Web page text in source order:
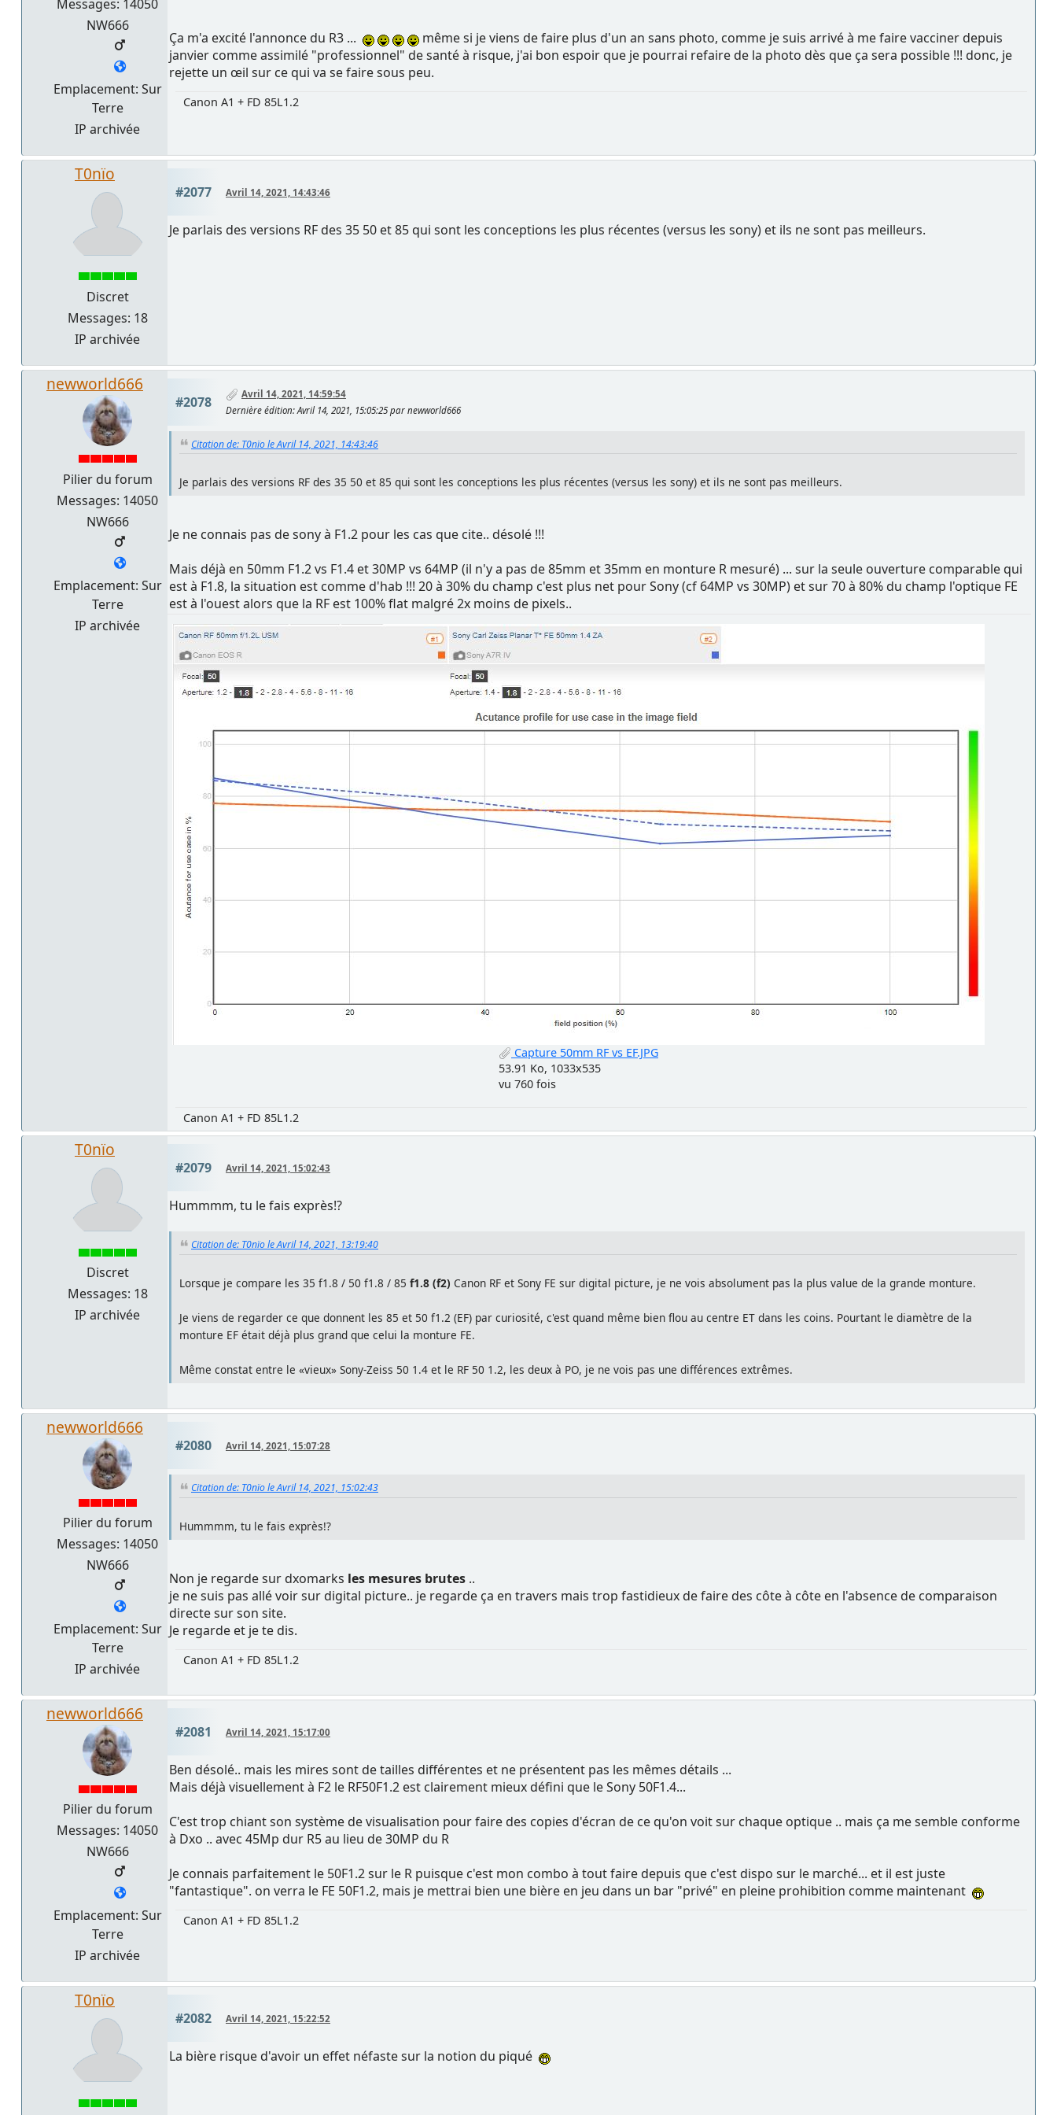
Messages: 14050
NW666
Emplacement: Sur
Terre
IP archivée
Ça m'a excité l'annonce du R3 ...
même si je viens de faire plus d'un an sans photo, comme je suis arrivé à me faire vacciner depuis
janvier comme assimilé "professionnel" de santé à risque, j'ai bon espoir que je pourrai refaire de la photo dès que ça sera possible !!! donc, je
rejette un œil sur ce qui va se faire sous peu.
Canon A1 + FD 85L1.2
T0nïo
Discret
Messages: 18
IP archivée
#2077 Avril 14, 2021, 14:43:46
Je parlais des versions RF des 35 50 et 85 qui sont les conceptions les plus récentes (versus les sony) et ils ne sont pas meilleurs.
newworld666
Pilier du forum
Messages: 14050
NW666
Emplacement: Sur
Terre
IP archivée
#2078
Avril 14, 2021, 14:59:54
Dernière édition: Avril 14, 2021, 15:05:25 par newworld666
Citation de: T0nïo le Avril 14, 2021, 14:43:46
Je parlais des versions RF des 35 50 et 85 qui sont les conceptions les plus récentes (versus les sony) et ils ne sont pas meilleurs.
Je ne connais pas de sony à F1.2 pour les cas que cite.. désolé !!!
Mais déjà en 50mm F1.2 vs F1.4 et 30MP vs 64MP (il n'y a pas de 85mm et 35mm en monture R mesuré) ... sur la seule ouverture comparable qui
est à F1.8, la situation est comme d'hab !!! 20 à 30% du champ c'est plus net pour Sony (cf 64MP vs 30MP) et sur 70 à 80% du champ l'optique FE
est à l'ouest alors que la RF est 100% flat malgré 2x moins de pixels..
Capture 50mm RF vs EF.JPG
53.91 Ko, 1033x535
vu 760 fois
Canon A1 + FD 85L1.2
T0nïo
Discret
Messages: 18
IP archivée
#2079 Avril 14, 2021, 15:02:43
Hummmm, tu le fais exprès!?
Citation de: T0nïo le Avril 14, 2021, 13:19:40
Lorsque je compare les 35 f1.8 / 50 f1.8 / 85 f1.8 (f2) Canon RF et Sony FE sur digital picture, je ne vois absolument pas la plus value de la grande monture.
Je viens de regarder ce que donnent les 85 et 50 f1.2 (EF) par curiosité, c'est quand même bien flou au centre ET dans les coins. Pourtant le diamètre de la
monture EF était déjà plus grand que celui la monture FE.
Même constat entre le «vieux» Sony-Zeiss 50 1.4 et le RF 50 1.2, les deux à PO, je ne vois pas une différences extrêmes.
newworld666
Pilier du forum
Messages: 14050
NW666
Emplacement: Sur
Terre
IP archivée
#2080 Avril 14, 2021, 15:07:28
Citation de: T0nïo le Avril 14, 2021, 15:02:43
Hummmm, tu le fais exprès!?
Non je regarde sur dxomarks les mesures brutes ..
je ne suis pas allé voir sur digital picture.. je regarde ça en travers mais trop fastidieux de faire des côte à côte en l'absence de comparaison
directe sur son site.
Je regarde et je te dis.
Canon A1 + FD 85L1.2
newworld666
Pilier du forum
Messages: 14050
NW666
Emplacement: Sur
Terre
IP archivée
#2081 Avril 14, 2021, 15:17:00
Ben désolé.. mais les mires sont de tailles différentes et ne présentent pas les mêmes détails ...
Mais déjà visuellement à F2 le RF50F1.2 est clairement mieux défini que le Sony 50F1.4...
C'est trop chiant son système de visualisation pour faire des copies d'écran de ce qu'on voit sur chaque optique .. mais ça me semble conforme
à Dxo .. avec 45Mp dur R5 au lieu de 30MP du R
Je connais parfaitement le 50F1.2 sur le R puisque c'est mon combo à tout faire depuis que c'est dispo sur le marché... et il est juste
"fantastique". on verra le FE 50F1.2, mais je mettrai bien une bière en jeu dans un bar "privé" en pleine prohibition comme maintenant
Canon A1 + FD 85L1.2
T0nïo
#2082 Avril 14, 2021, 15:22:52
La bière risque d'avoir un effet néfaste sur la notion du piqué